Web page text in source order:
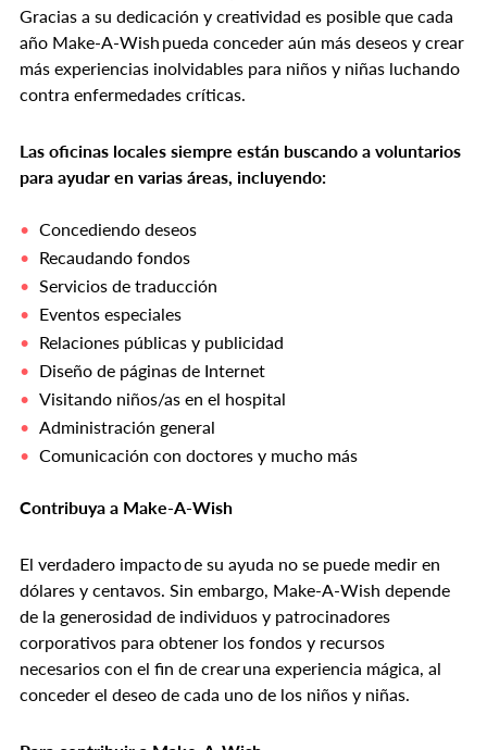
Gracias a su dedicación y creatividad es posible que cada
año Make-A-Wish pueda conceder aún más deseos y crear
más experiencias inolvidables para niños y niñas luchando
contra enfermedades críticas.
Las oficinas locales siempre están buscando a voluntarios
para ayudar en varias áreas, incluyendo:
Concediendo deseos
Recaudando fondos
Servicios de traducción
Eventos especiales
Relaciones públicas y publicidad
Diseño de páginas de Internet
Visitando niños/as en el hospital
Administración general
Comunicación con doctores y mucho más
Contribuya a Make-A-Wish
El verdadero impacto de su ayuda no se puede medir en
dólares y centavos. Sin embargo, Make-A-Wish depende
de la generosidad de individuos y patrocinadores
corporativos para obtener los fondos y recursos
necesarios con el fin de crear una experiencia mágica, al
conceder el deseo de cada uno de los niños y niñas.